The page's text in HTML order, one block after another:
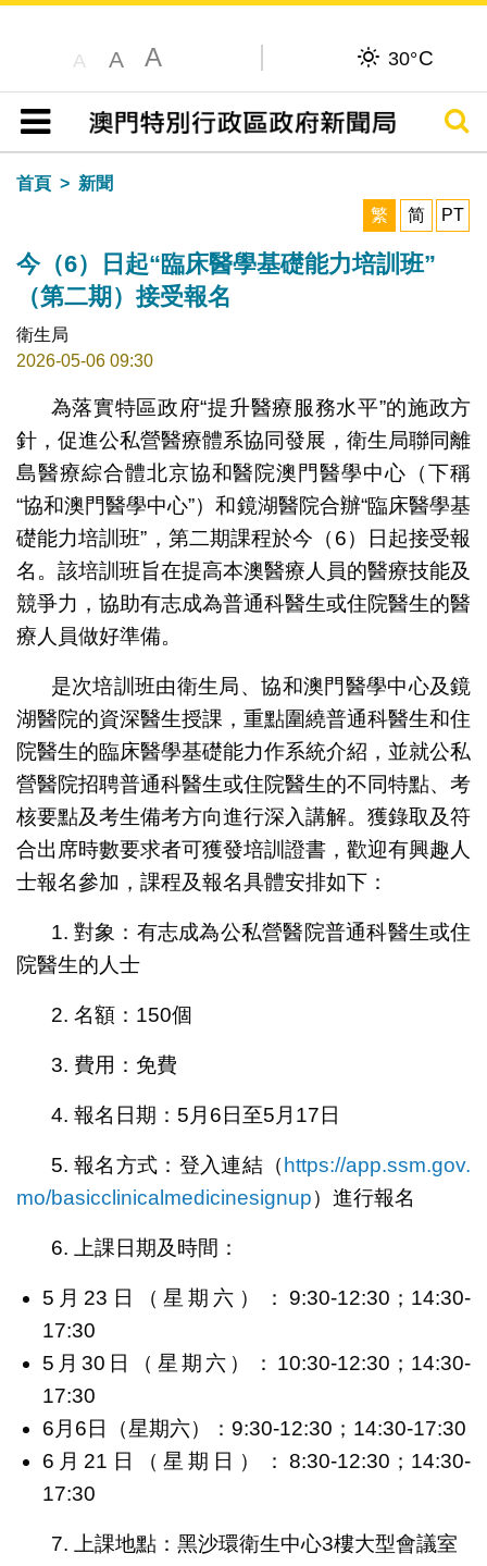
A A A 30°C
目錄
搜尋
首頁
新聞
繁
简 PT
今（6）日起“臨床醫學基礎能力培訓班”
（第二期）接受報名
衛生局
2026-05-06 09:30
為落實特區政府“提升醫療服務水平”的施政方
針，促進公私營醫療體系協同發展，衛生局聯同離
島醫療綜合體北京協和醫院澳門醫學中心（下稱
“協和澳門醫學中心”）和鏡湖醫院合辦“臨床醫學基
礎能力培訓班”，第二期課程於今（6）日起接受報
名。該培訓班旨在提高本澳醫療人員的醫療技能及
競爭力，協助有志成為普通科醫生或住院醫生的醫
療人員做好準備。
是次培訓班由衛生局、協和澳門醫學中心及鏡
湖醫院的資深醫生授課，重點圍繞普通科醫生和住
院醫生的臨床醫學基礎能力作系統介紹，並就公私
營醫院招聘普通科醫生或住院醫生的不同特點、考
核要點及考生備考方向進行深入講解。獲錄取及符
合出席時數要求者可獲發培訓證書，歡迎有興趣人
士報名參加，課程及報名具體安排如下：
1. 對象：有志成為公私營醫院普通科醫生或住
院醫生的人士
2. 名額：150個
3. 費用：免費
4. 報名日期：5月6日至5月17日
5. 報名方式：登入連結（https://app.ssm.gov.
mo/basicclinicalmedicinesignup）進行報名
6. 上課日期及時間：
5月23日（星期六）：9:30-12:30；14:30-
17:30
5月30日（星期六）：10:30-12:30；14:30-
17:30
6月6日（星期六）：9:30-12:30；14:30-17:30
6月21日（星期日）：8:30-12:30；14:30-
17:30
7. 上課地點：黑沙環衛生中心3樓大型會議室